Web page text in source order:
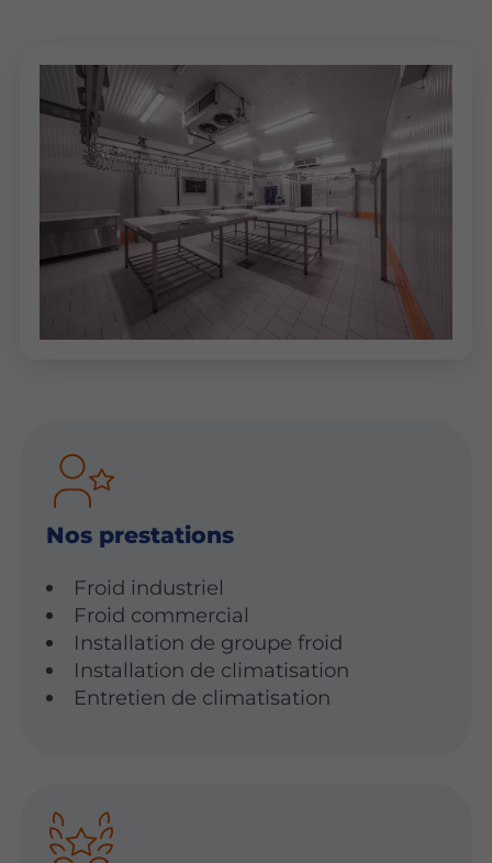
Nos prestations
Froid industriel
Froid commercial
Installation de groupe froid
Installation de climatisation
Entretien de climatisation